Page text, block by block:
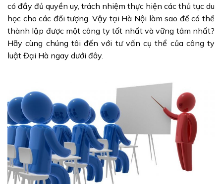
có đầy đủ quyền uy, trách nhiệm thực hiện các thủ tục du
học cho các đối tượng. Vậy tại Hà Nội làm sao để có thể
thành lập được một công ty tốt nhất và vững tâm nhất?
Hãy cùng chúng tôi đến với tư vấn cụ thể của công ty
luật Đại Hà ngay dưới đây.